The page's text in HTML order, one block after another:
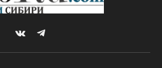
VKontakteTelegram